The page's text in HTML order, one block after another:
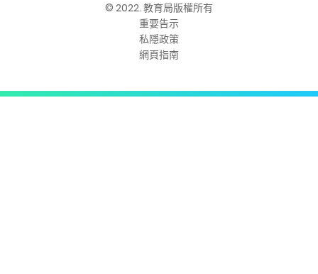
© 2022. 教育局版權所有
重要告示
私隱政策
網頁指南